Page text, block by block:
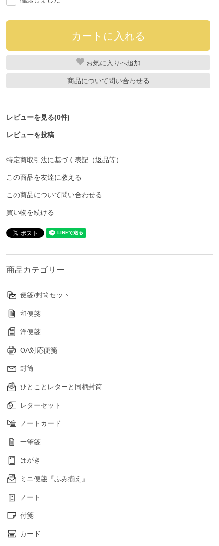
お気に入り
商品について問い合わせる
レビューを見る(0件)
レビューを投稿
特定商取引法に基づく表記（返品等）
この商品を友達に教える
この商品について問い合わせる
買い物を続ける
商品カテゴリー
便箋/封筒セット
和便箋
洋便箋
OA対応便箋
封筒
ひとことレターと同柄封筒
レターセット
ノートカード
一筆箋
はがき
ミニ便箋『ふみ揃え』
ノート
付箋
カード